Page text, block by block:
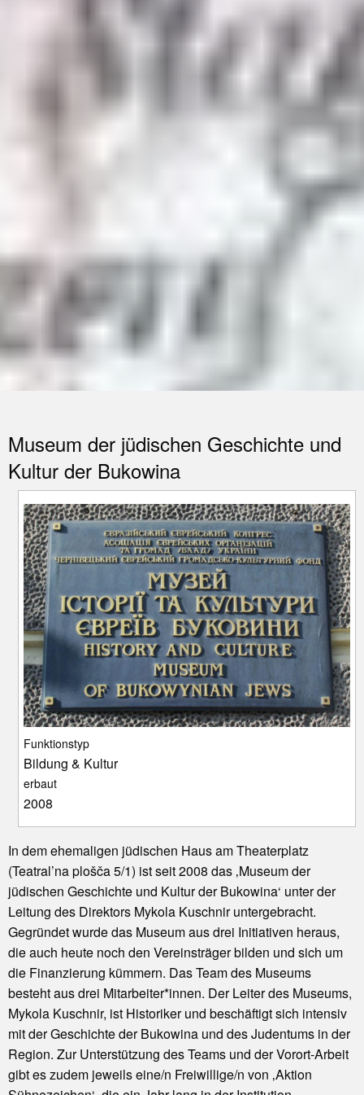
Museum der jüdischen Geschichte und
Kultur der Bukowina
Funktionstyp
Bildung & Kultur
erbaut
2008
In dem ehemaligen jüdischen Haus am Theaterplatz
(Teatral’na plošča 5/1) ist seit 2008 das ‚Museum der
jüdischen Geschichte und Kultur der Bukowina‘ unter der
Leitung des Direktors Mykola Kuschnir untergebracht.
Gegründet wurde das Museum aus drei Initiativen heraus,
die auch heute noch den Vereinsträger bilden und sich um
die Finanzierung kümmern. Das Team des Museums
besteht aus drei Mitarbeiter*innen. Der Leiter des Museums,
Mykola Kuschnir, ist Historiker und beschäftigt sich intensiv
mit der Geschichte der Bukowina und des Judentums in der
Region. Zur Unterstützung des Teams und der Vorort-Arbeit
gibt es zudem jeweils eine/n Freiwillige/n von ‚Aktion